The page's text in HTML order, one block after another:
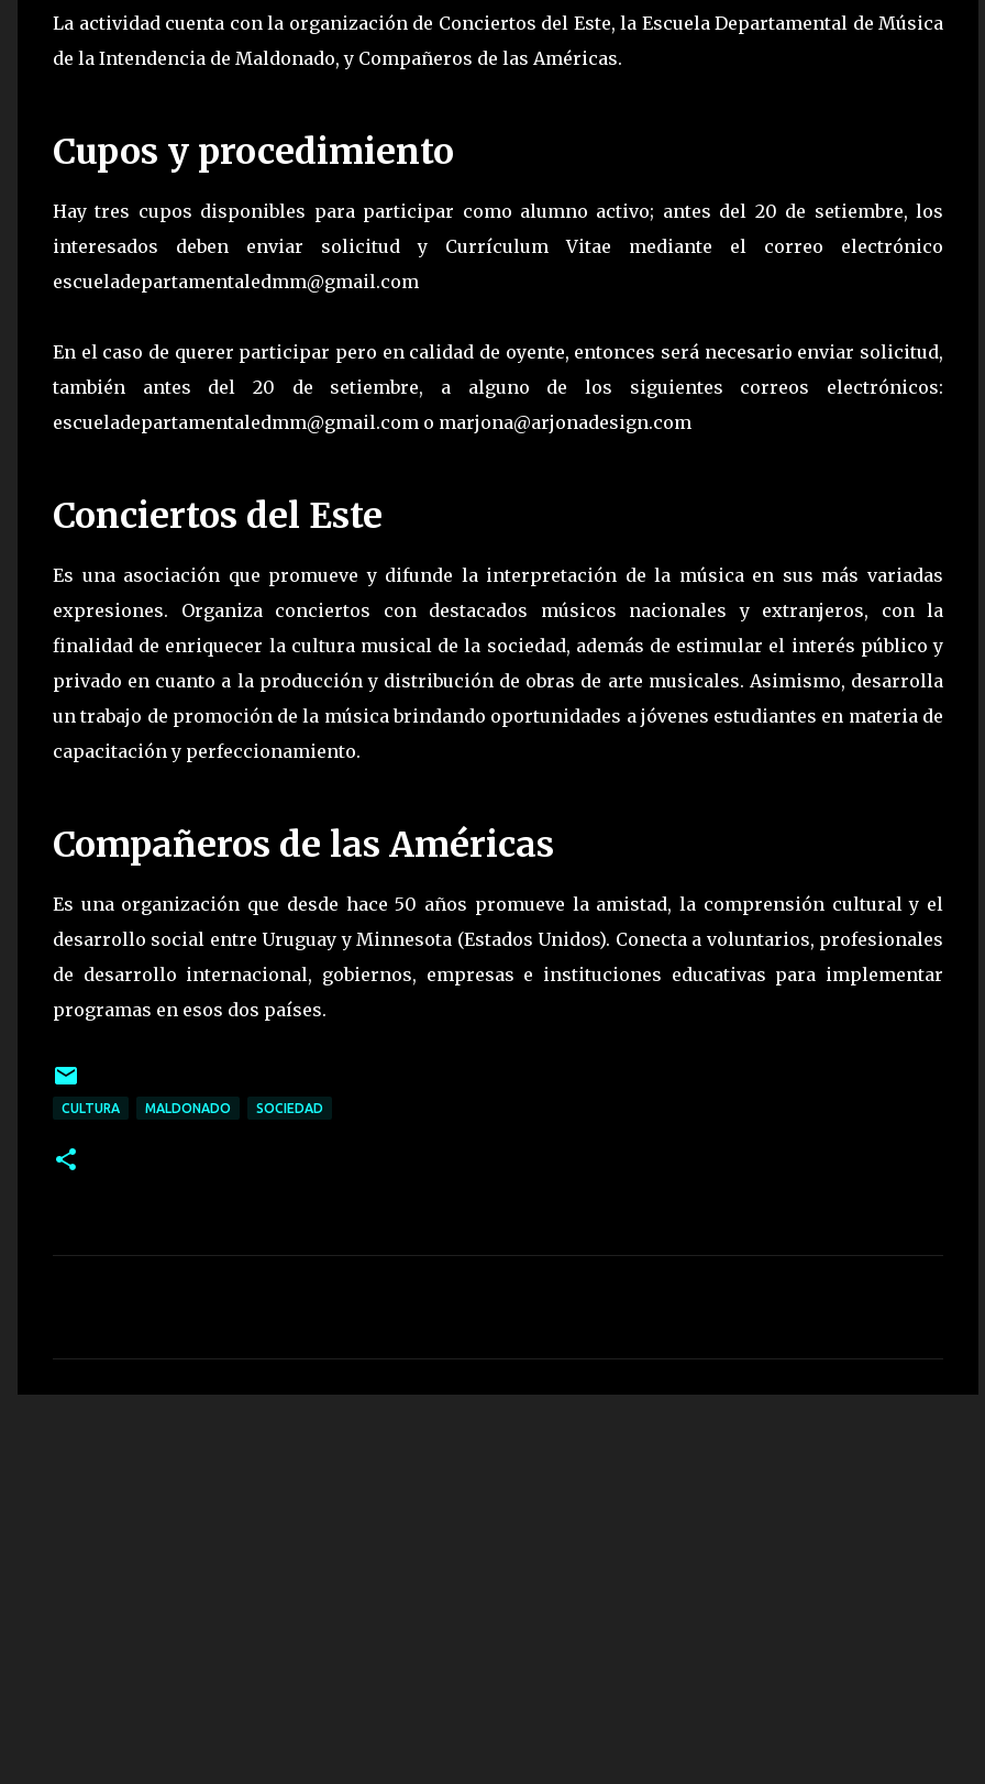
La actividad cuenta con la organización de Conciertos del Este, la Escuela Departamental de Música
de la Intendencia de Maldonado, y Compañeros de las Américas.
Cupos y procedimiento
Hay tres cupos disponibles para participar como alumno activo; antes del 20 de setiembre, los
interesados deben enviar solicitud y Currículum Vitae mediante el correo electrónico
escueladepartamentaledmm@gmail.com
En el caso de querer participar pero en calidad de oyente, entonces será necesario enviar solicitud,
también antes del 20 de setiembre, a alguno de los siguientes correos electrónicos:
escueladepartamentaledmm@gmail.com o marjona@arjonadesign.com
Conciertos del Este
Es una asociación que promueve y difunde la interpretación de la música en sus más variadas
expresiones. Organiza conciertos con destacados músicos nacionales y extranjeros, con la
finalidad de enriquecer la cultura musical de la sociedad, además de estimular el interés público y
privado en cuanto a la producción y distribución de obras de arte musicales. Asimismo, desarrolla
un trabajo de promoción de la música brindando oportunidades a jóvenes estudiantes en materia de
capacitación y perfeccionamiento.
Compañeros de las Américas
Es una organización que desde hace 50 años promueve la amistad, la comprensión cultural y el
desarrollo social entre Uruguay y Minnesota (Estados Unidos). Conecta a voluntarios, profesionales
de desarrollo internacional, gobiernos, empresas e instituciones educativas para implementar
programas en esos dos países.
CULTURA MALDONADO SOCIEDAD